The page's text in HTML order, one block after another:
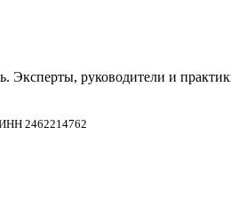
Эксперты, руководители и
2462214762